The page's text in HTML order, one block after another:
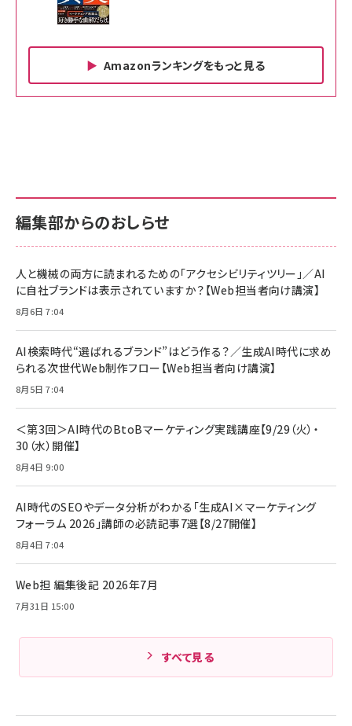
Amazonランキングをもっと見る
￥880
anan(アンアン)2026/06/24号 No.2500増刊
スペシャルエディション[王道エンタメの矜持／
￥1,100
年後半、あなたの恋と運命／山田涼介]
￥880
￥1,870
Amazonランキングをもっと見る
サポート正規品 メーカー保証5年 KLMEA128G
NIMASO ガラスフィルム iPhone 17 用 保護フィ
すい ガイド枠付き いPhone17 (6.3インチ) 対応
2枚セット DSP25F1698
￥1,599
【New】Amazon Fire TV Stick HD | 手軽にスト
レイヤー
￥6,980
Anker Soundcore P31i (Bluetooth 6.1) 【完
全ワイヤレスイヤホン/アクティブノイズキャンセリ
ング/マルチポイント接続 / 最大50時間再生 / PSE
ケーブル Anker絡まないケーブル 240W 結束バン
ド付き USB PD対応 シリコン素材採用 iPhone
17 / 16 / 15 / Galaxy iPad Pro MacBook
Amazonランキングをもっと見る
サポート正規品 メーカー保証5年 KLMEA128G
Amazon eギフトカード - Amazonロゴ - クラ
￥5,000
ケーブル Anker絡まないケーブル 240W 結束バン
17 / 16 / 15 / Galaxy iPad Pro MacBook
Pro/Air 各種対応 (1.8m ミッドナイトブラック)
￥1,890
キャンペーン】
￥4,857
Amazonランキングをもっと見る
編集部からのおしらせ
人と機械の両方に読まれるための「アクセシビリティツリー」／AI
に自社ブランドは表示されていますか？【Web担当者向け講演】
8月6日 7:04
AI検索時代“選ばれるブランド”はどう作る？／生成AI時代に求め
られる次世代Web制作フロー【Web担当者向け講演】
8月5日 7:04
＜第3回＞AI時代のBtoBマーケティング実践講座【9/29（火）・
30（水）開催】
8月4日 9:00
AI時代のSEOやデータ分析がわかる「生成AI×マーケティング
フォーラム 2026」講師の必読記事7選【8/27開催】
8月4日 7:04
Web担 編集後記 2026年7月
7月31日 15:00
すべて見る